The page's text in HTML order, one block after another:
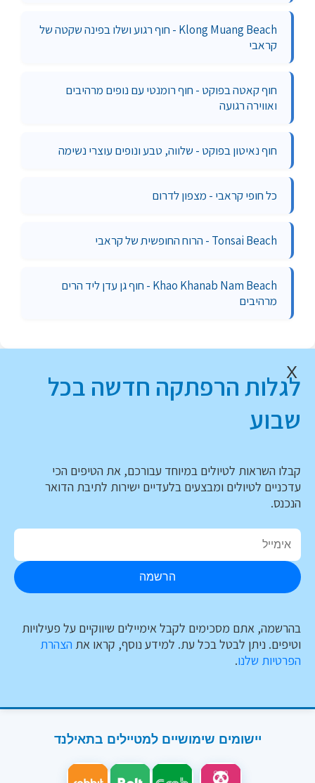
Klong Muang Beach - חוף רגוע ושלו בפינה שקטה של
קראבי
חוף קאטה בפוקט - חוף רומנטי עם נופים מרהיבים
ואווירה רגועה
חוף נאיטון בפוקט - שלווה, טבע ונופים עוצרי נשימה
כל חופי קראבי - מצפון לדרום
Tonsai Beach - הרוח החופשית של קראבי
Khao Khanab Nam Beach - חוף גן עדן ליד הרים
מרהיבים
X
לגלות הרפתקה חדשה בכל
שבוע
קבלו השראות לטיולים במיוחד עבורכם, את הטיפים הכי
עדכניים לטיולים ומבצעים בלעדיים ישירות לתיבת הדואר
הנכנס.
הרשמה
בהרשמה, אתם מסכימים לקבל אימיילים שיווקיים על פעילויות
וטיפים. ניתן לבטל בכל עת. למידע נוסף, קראו את הצהרת
הפרטיות שלנו.
יישומים שימושיים למטיילים בתאילנד